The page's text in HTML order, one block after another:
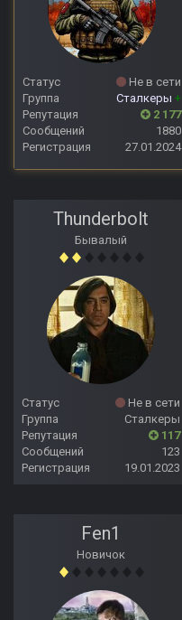
Статус
Не в сети
Группа
Сталкеры +
Репутация
2 177
Сообщений
1880
Регистрация
27.01.2024
Thunderbolt
Бывалый
Статус
Не в сети
Группа
Сталкеры
Репутация
117
Сообщений
123
Регистрация
19.01.2023
Fen1
Новичок